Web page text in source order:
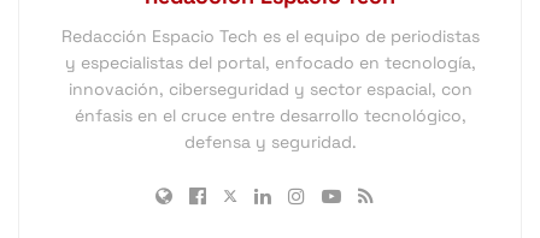
Redacción Espacio Tech es el equipo de periodistas
y especialistas del portal, enfocado en tecnología,
innovación, ciberseguridad y sector espacial, con
énfasis en el cruce entre desarrollo tecnológico,
defensa y seguridad.